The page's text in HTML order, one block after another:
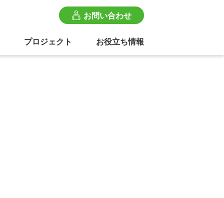
お問い合わせ
プロジェクト お役立ち情報